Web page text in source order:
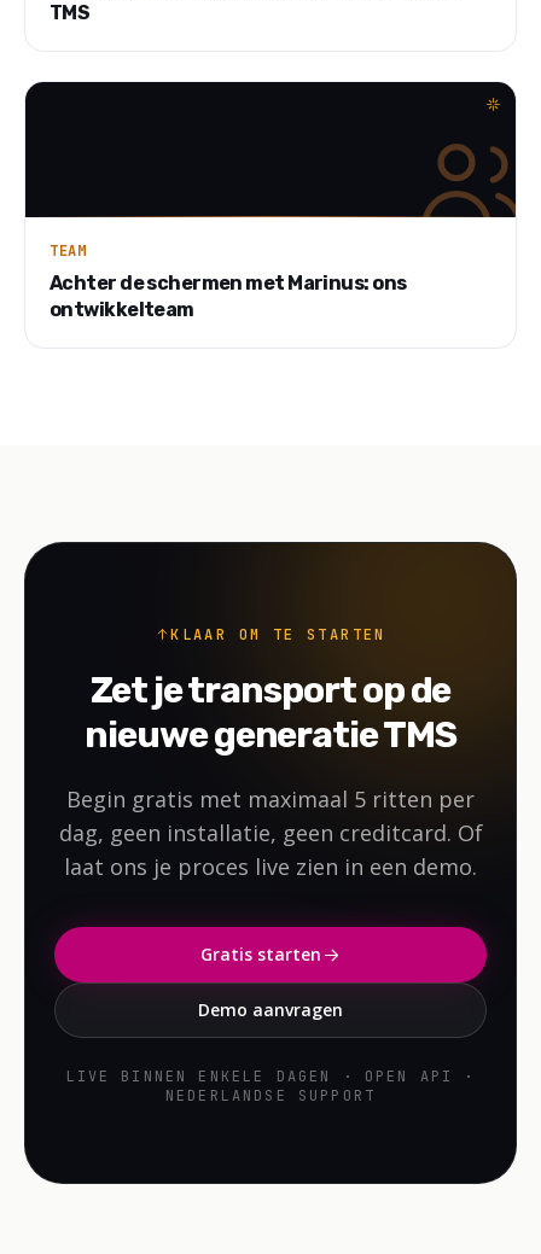
TMS
TEAM
Achter de schermen met Marinus: ons
ontwikkelteam
KLAAR OM TE STARTEN
Zet je transport op de
nieuwe generatie TMS
Begin gratis met maximaal 5 ritten per
dag, geen installatie, geen creditcard. Of
laat ons je proces live zien in een demo.
Gratis starten
Demo aanvragen
LIVE BINNEN ENKELE DAGEN · OPEN API ·
NEDERLANDSE SUPPORT